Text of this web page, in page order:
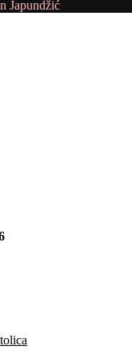
Japundžić